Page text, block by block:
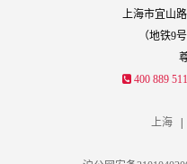
上海市宜山
（地铁9
400 889
上海 |